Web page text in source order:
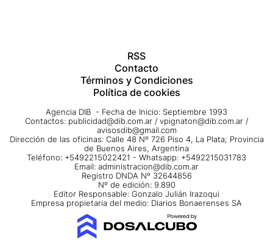
RSS
Contacto
Términos y Condiciones
Política de cookies
Agencia DIB - Fecha de Inicio: Septiembre 1993
Contactos: publicidad@dib.com.ar / vpignaton@dib.com.ar /
avisosdib@gmail.com
Dirección de las oficinas: Calle 48 Nº 726 Piso 4, La Plata; Provincia
de Buenos Aires, Argentina
Teléfono: +5492215022421 - Whatsapp: +5492215031783
Email: administracion@dib.com.ar
Registro DNDA Nº 32644856
Nº de edición: 9.890
Editor Responsable: Gonzalo Julián Irazoqui
Empresa propietaria del medio: Diarios Bonaerenses SA